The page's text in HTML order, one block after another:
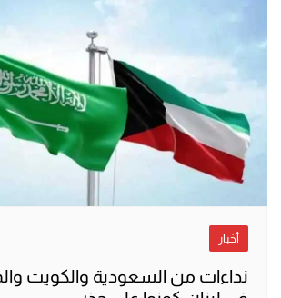
أخبار
نداءات من السعودية والكويت